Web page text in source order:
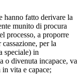
fatto derivare la
munito di procura
processo, a proporre
per la
speciale) in
o divenuta incapace, va
vita e capace;